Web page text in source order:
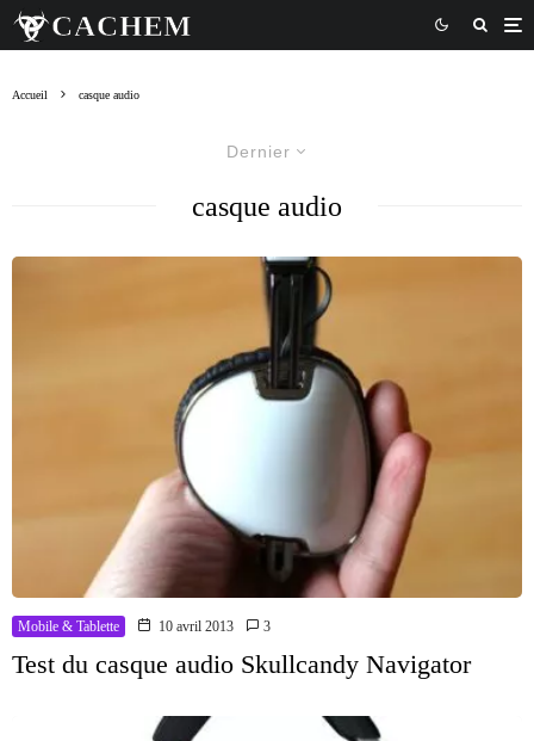
Accueil casque audio
Dernier
casque audio
Mobile & Tablette 10 avril 2013 3
Test du casque audio Skullcandy Navigator